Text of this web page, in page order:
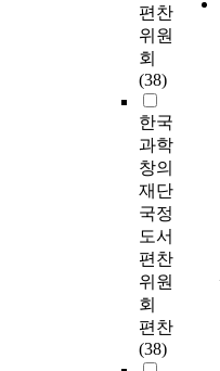
편찬
위원
회
(38)
한국
과학
창의
재단
국정
도서
편찬
위원
회
편찬
(38)